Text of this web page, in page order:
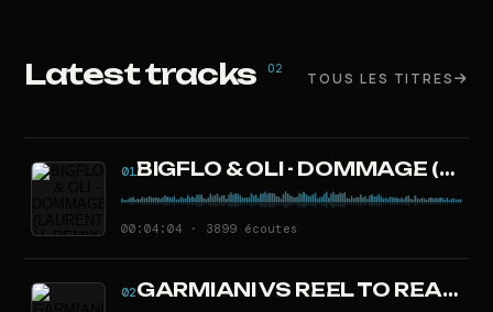
Latest tracks 02
TOUS LES TITRES
01 BIGFLO & OLI - DOMMAGE (LAURENT H. REMIX)
00:04:04 · 3899 écoutes
02 GARMIANI VS REEL TO REAL - I LIKE TO FOGO (LAURENT H. MASHUP)